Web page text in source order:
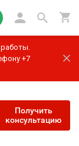
работы.
+7
Получить
консультацию